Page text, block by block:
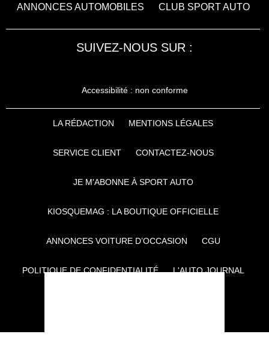
ANNONCES AUTOMOBILES
CLUB SPORT AUTO
SUIVEZ-NOUS SUR :
Accessibilité : non conforme
LA RÉDACTION MENTIONS LÉGALES
SERVICE CLIENT CONTACTEZ-NOUS
JE M'ABONNE À SPORT AUTO
KIOSQUEMAG : LA BOUTIQUE OFFICIELLE
ANNONCES VOITURE D’OCCASION CGU
POLITIQUE DE CONFIDENTIALITÉ L'AUTO JOURNAL